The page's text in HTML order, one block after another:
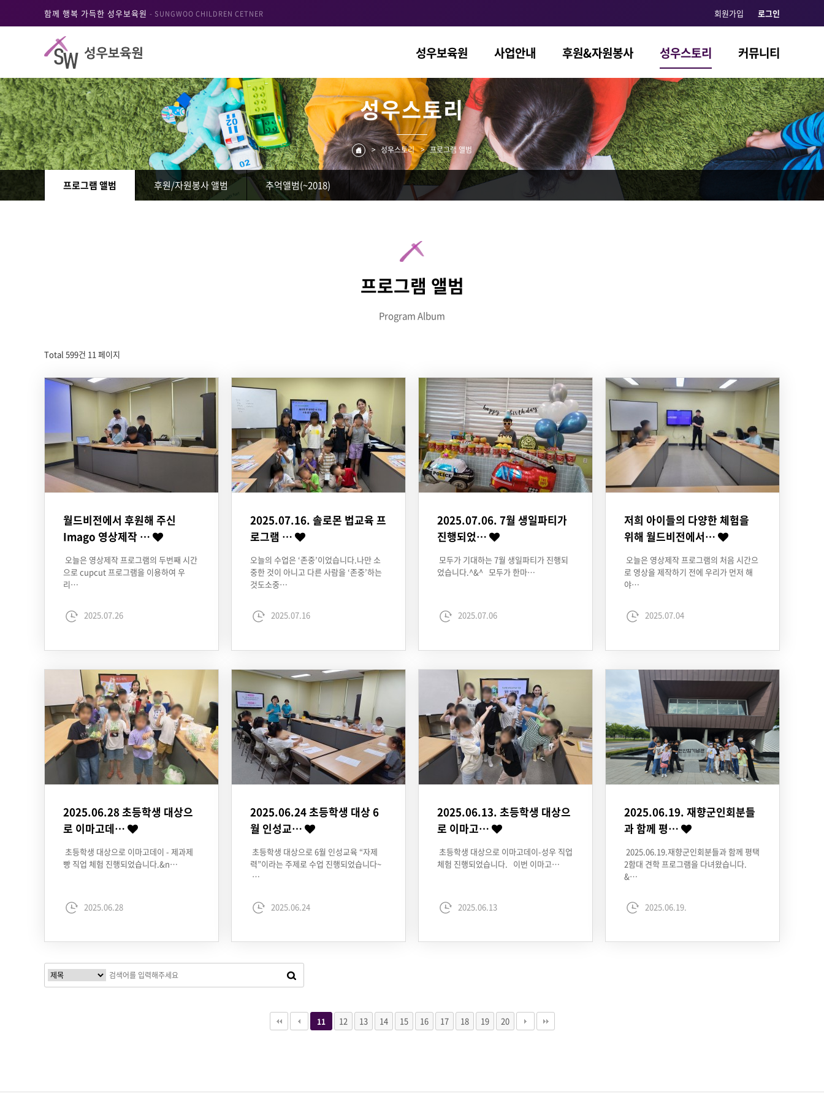
함께 행복 가득한 성우보육원 - SUNGWOO CHILDREN CETNER 회원가입 로그인
성우보육원 사업안내 후원&자원봉사 성우스토리 커뮤니티
성우스토리
> 성우스토리 > 프로그램 앨범
프로그램 앨범 후원/자원봉사 앨범 추억앨범(~2018)
프로그램 앨범
Program Album
Total 599건 11 페이지
월드비전에서 후원해 주신
Imago 영상제작 …
오늘은 영상제작 프로그램의 두번째 시간
으로 cupcut 프로그램을 이용하여 우
리…
2025.07.26
2025.07.16. 솔로몬 법교육 프
로그램 …
오늘의 수업은 ‘존중’이었습니다.나만 소
중한 것이 아니고 다른 사람을 ‘존중’하는
것도소중…
2025.07.16
2025.07.06. 7월 생일파티가
진행되었…
모두가 기대하는 7월 생일파티가 진행되
었습니다.^&^ 모두가 한마…
2025.07.06
저희 아이들의 다양한 체험을
위해 월드비전에서…
오늘은 영상제작 프로그램의 처음 시간으
로 영상을 제작하기 전에 우리가 먼저 해
야…
2025.07.04
2025.06.28 초등학생 대상으
로 이마고데…
초등학생 대상으로 이마고데이 - 제과제
빵 직업 체험 진행되었습니다.&n…
2025.06.28
2025.06.24 초등학생 대상 6
월 인성교…
초등학생 대상으로 6월 인성교육 “자제
력”이라는 주제로 수업 진행되었습니다~
…
2025.06.24
2025.06.13. 초등학생 대상으
로 이마고…
초등학생 대상으로 이마고데이-성우 직업
체험 진행되었습니다. 이번 이마고…
2025.06.13
2025.06.19. 재향군인회분들
과 함께 평…
2025.06.19.재향군인회분들과 함께 평택
2함대 견학 프로그램을 다녀왔습니다.
&…
2025.06.19.
11 12 13 14 15 16 17 18 19 20